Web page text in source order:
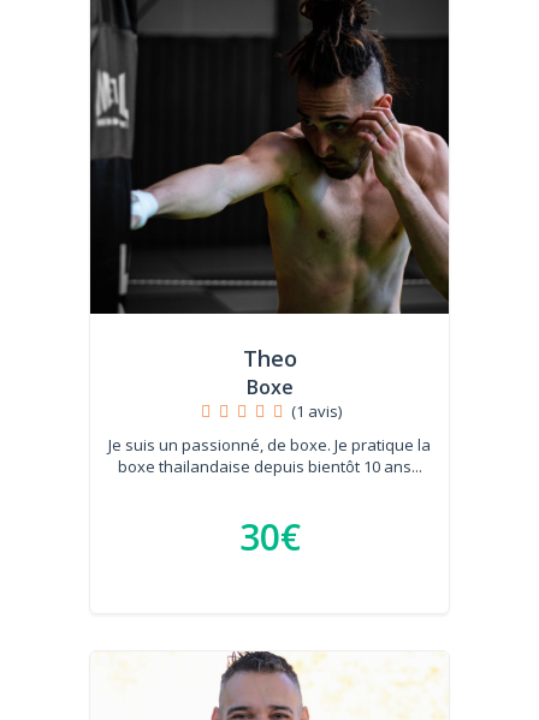
Theo
Boxe
(1 avis)
Je suis un passionné, de boxe. Je pratique la
boxe thailandaise depuis bientôt 10 ans...
30€